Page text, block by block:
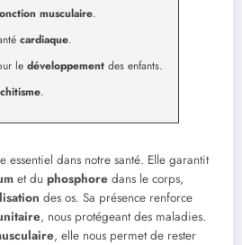
musculaire.
cardiaque.
le développement des enfants.
.
essentiel dans notre santé. Elle garantit
et du phosphore dans le corps,
des os. Sa présence renforce
, nous protégeant des maladies.
, elle nous permet de rester